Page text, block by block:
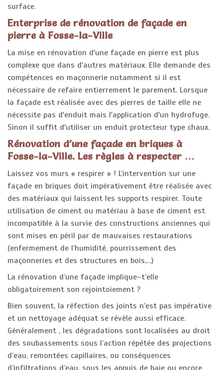
surface.
Enterprise de rénovation de façade en
pierre à Fosse-la-Ville
La mise en rénovation d'une façade en pierre est plus
complexe que dans d'autres matériaux. Elle demande des
compétences en maçonnerie notamment si il est
nécessaire de refaire entierrement le parement. Lorsque
la façade est réalisée avec des pierres de taille elle ne
nécessite pas d'enduit mais l'application d'un hydrofuge.
Sinon il suffit d'utiliser un enduit protecteur type chaux.
Rénovation d’une façade en briques à
Fosse-la-Ville. Les règles à respecter …
Laissez vos murs « respirer » ! L’intervention sur une
façade en briques doit impérativement être réalisée avec
des matériaux qui laissent les supports respirer. Toute
utilisation de ciment ou matériau à base de ciment est
incompatible à la survie des constructions anciennes qui
sont mises en péril par de mauvaises restaurations
(enfermement de l’humidité, pourrissement des
maçonneries et des structures en bois,…)
La rénovation d’une façade implique–t’elle
obligatoirement son rejointoiement ?
Bien souvent, la réfection des joints n’est pas impérative
et un nettoyage adéquat se révèle aussi efficace.
Généralement , les dégradations sont localisées au droit
des soubassements sous l’action répétée des projections
d’eau, remontées capillaires, ou conséquences
d’infiltrations d’eau, sous les appuis de baie ou encore